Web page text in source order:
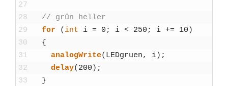
27
28
29
30
31
32
33
// grün hel­ler
for
( int i = 0 ; i < 250 ; i += 10 )
{
ana­log­Wri­te( LED­gruen, i) ;
delay( 200 ) ;
}